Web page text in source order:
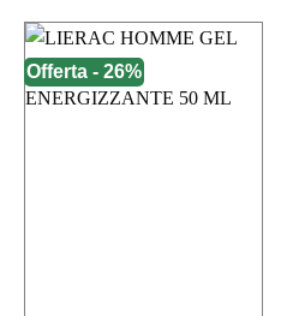
Offerta - 26%